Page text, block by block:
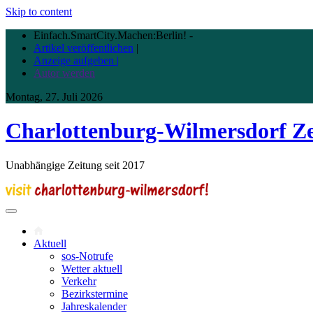
Skip to content
Einfach.SmartCity.Machen:Berlin! -
Artikel veröffentlichen |
Anzeige aufgeben |
Autor werden
Montag, 27. Juli 2026
Charlottenburg-Wilmersdorf
Unabhängige Zeitung seit 2017
Aktuell
sos-Notrufe
Wetter aktuell
Verkehr
Bezirkstermine
Jahreskalender